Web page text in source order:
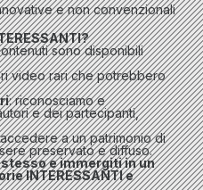
e non convenzionali
sono disponibili
video rari che potrebbero
: riconosciamo e
e dei partecipanti,
a un patrimonio di
preservato e diffuso.
e immergiti in un
INTERESSANTI e